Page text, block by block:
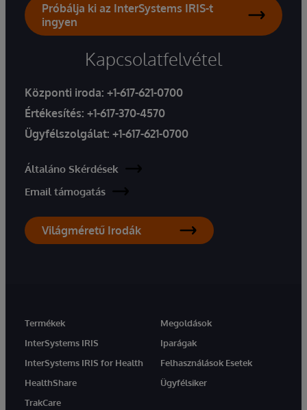
Próbálja ki az InterSystems IRIS-t
ingyen
Kapcsolatfelvétel
Központi iroda: +1-617-621-0700
Értékesítés: +1-617-370-4570
Ügyfélszolgálat: +1-617-621-0700
Általáno Skérdések
Email támogatás
Világméretű Irodák
Termékek
InterSystems IRIS
InterSystems IRIS for Health
HealthShare
TrakCare
Megoldások
Iparágak
Felhasználások Esetek
Ügyfélsiker